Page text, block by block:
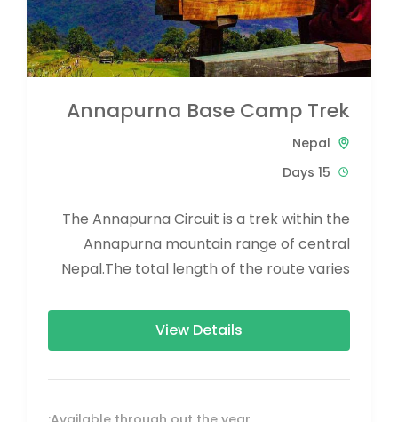
Annapurna Base Camp Trek
Nepal
15 Days
The Annapurna Circuit is a trek within the
Annapurna mountain range of central
Nepal.The total length of the route varies
View Details